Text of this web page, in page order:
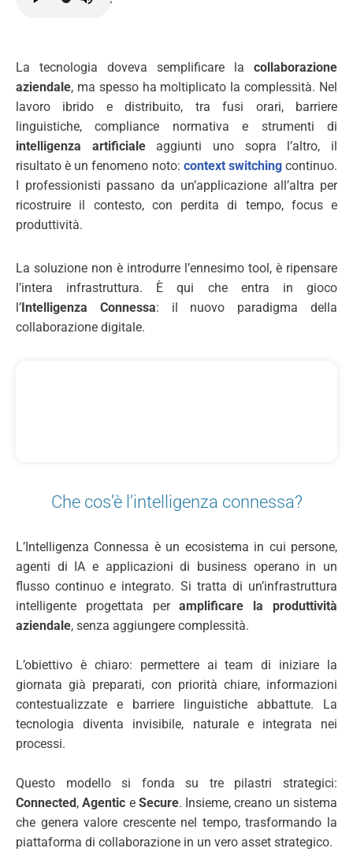
La tecnologia doveva semplificare la collaborazione
aziendale, ma spesso ha moltiplicato la complessità. Nel
lavoro ibrido e distribuito, tra fusi orari, barriere
linguistiche, compliance normativa e strumenti di
intelligenza artificialeaggiunti uno sopra l’altro, il
risultato è un fenomeno noto: context switching continuo.
I professionisti passano da un’applicazione all’altra per
ricostruire il contesto, con perdita di tempo, focus e
produttività.
La soluzione non è introdurre l’ennesimo tool, è ripensare
l’intera infrastruttura. È qui che entra in gioco
l’ Intelligenza Connessa: il nuovo paradigma della
collaborazione digitale.
Che cos’è l’intelligenza connessa?
L’Intelligenza Connessa è un ecosistema in cui persone,
agenti di IA e applicazioni di business operano in un
flusso continuo e integrato. Si tratta di un’infrastruttura
intelligente progettata peramplificare la produttività
aziendale, senza aggiungere complessità.
L’obiettivo è chiaro: permettere ai team di iniziare la
giornata già preparati, con priorità chiare, informazioni
contestualizzate e barriere linguistiche abbattute. La
tecnologia diventa invisibile, naturale e integrata nei
processi.
Questo modello si fonda su tre pilastri strategici:
Connected ,Agentic e Secure. Insieme, creano un sistema
che genera valore crescente nel tempo, trasformando la
piattaforma di collaborazione in un vero asset strategico.